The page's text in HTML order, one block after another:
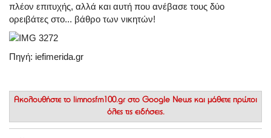
πλέον επιτυχής, αλλά και αυτή που ανέβασε τους δύο
ορειβάτες στο... βάθρο των νικητών!
Πηγή: iefimerida.gr
Ακολουθήστε το limnosfm100.gr στο Google News και μάθετε πρώτοι
όλες τις ειδήσεις.